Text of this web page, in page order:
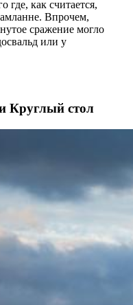
где, как считается,
Впрочем,
сражение могло
или у
Круглый стол